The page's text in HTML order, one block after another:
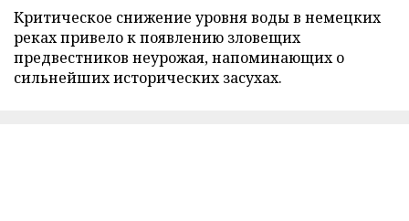
Критическое снижение уровня воды в немецких
реках привело к появлению зловещих
предвестников неурожая, напоминающих о
сильнейших исторических засухах.